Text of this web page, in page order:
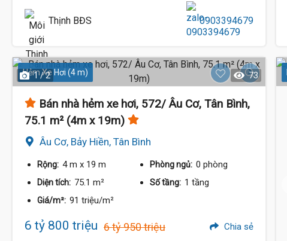
Thịnh BĐS 0903394679
Hẻm Xe Hơi (4 m)
1 / 2 73
Bán nhà hẻm xe hơi, 572/ Âu Cơ, Tân Bình,
75.1 m² (4m x 19m)
Âu Cơ, Bảy Hiền, Tân Bình
Rộng: 4 m x 19 m Phòng ngủ: 0 phòng
Diện tích: 75.1 m² Số tầng: 1 tầng
Giá/m²: 91 triệu/m²
6 tỷ 800 triệu 6 tỷ 950 triệu Chia sẻ